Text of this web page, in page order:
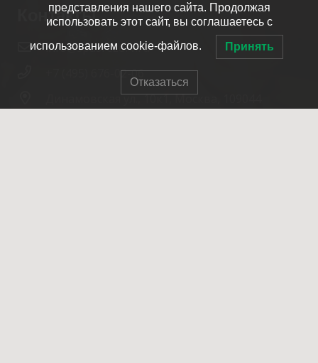
Контакты
info@spasrezerv.ru
+7 (495) 676-02-06
Динамовская ул., 10к1, Москва, 109044
представления нашего сайта. Продолжая
использовать этот сайт, вы соглашаетесь с
использованием cookie-файлов. Принять
Отказаться